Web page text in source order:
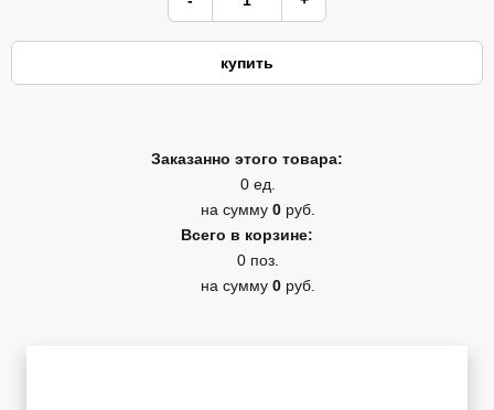
Заказанно этого товара:
0 ед.
на сумму 0 руб.
Всего в корзине:
0 поз.
на сумму 0 руб.